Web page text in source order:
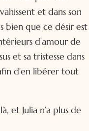
et dans son
bien que ce désir est
d’amour de
et sa tristesse dans
d’en libérer tout
et Julia n’a plus de